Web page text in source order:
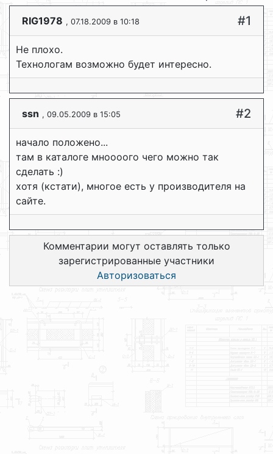
RIG1978 , 07.18.2009 в 10:18 #1
Не плохо.
Технологам возможно будет интересно.
ssn , 09.05.2009 в 15:05 #2
начало положено...
там в каталоге мноооого чего можно так
сделать :)
хотя (кстати), многое есть у производителя на
сайте.
Комментарии могут оставлять только
зарегистрированные участники
Авторизоваться